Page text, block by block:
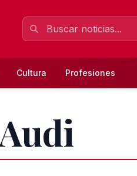
Cultura Profesiones